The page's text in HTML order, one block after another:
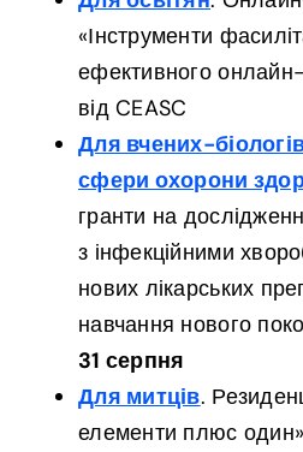
«Інструменти
ефективного
від CEASC
Для вчених-
сфери охорони
гранти на
з інфекційними
нових лікарських
навчання нового
31 серпня
Для митців.
елементи плюс один»